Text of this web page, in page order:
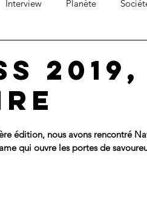
Interview Planète
2019,
édition, nous avons rencontré
qui ouvre les portes de